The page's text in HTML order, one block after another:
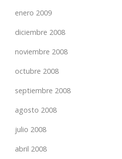
enero 2009
diciembre 2008
noviembre 2008
octubre 2008
septiembre 2008
agosto 2008
julio 2008
abril 2008